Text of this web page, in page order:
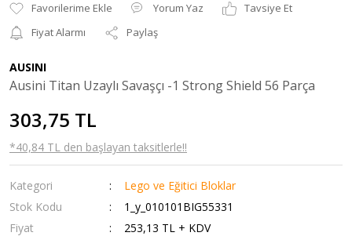
Yorum Yaz
Tavsiye Et
Fiyat Alarmı
Paylaş
AUSINI
Ausini Titan Uzaylı Savaşçı -1 Strong Shield 56 Parça
303,75 TL
*40,84 TL den başlayan taksitlerle!!
Kategori
Lego ve Eğitici Bloklar
Stok Kodu
1_y_010101BIG55331
Fiyat
253,13 TL + KDV